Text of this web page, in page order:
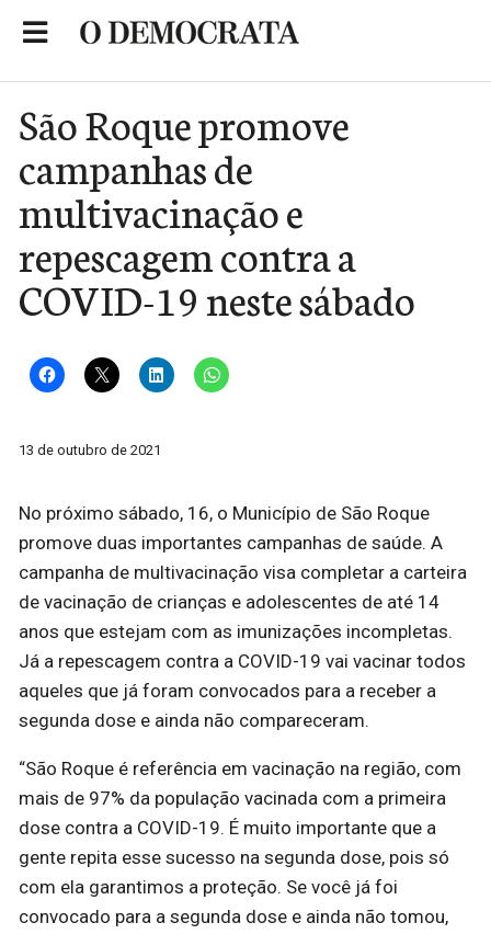
São Roque promove
campanhas de
multivacinação e
repescagem contra a
COVID-19 neste sábado
13 de outubro de 2021
No próximo sábado, 16, o Município de São Roque
promove duas importantes campanhas de saúde. A
campanha de multivacinação visa completar a carteira
de vacinação de crianças e adolescentes de até 14
anos que estejam com as imunizações incompletas.
Já a repescagem contra a COVID-19 vai vacinar todos
aqueles que já foram convocados para a receber a
segunda dose e ainda não compareceram.
“São Roque é referência em vacinação na região, com
mais de 97% da população vacinada com a primeira
dose contra a COVID-19. É muito importante que a
gente repita esse sucesso na segunda dose, pois só
com ela garantimos a proteção. Se você já foi
convocado para a segunda dose e ainda não tomou,